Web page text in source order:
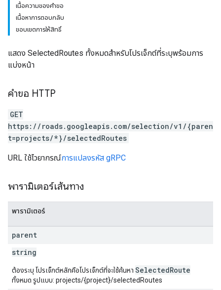
เนื้อความของคำขอ
เนื้อหาการตอบกลับ
ขอบเขตการให้สิทธิ์
แสดง SelectedRoutes ทั้งหมดสำหรับโปรเจ็กต์ที่ระบุพร้อมการ
แบ่งหน้า
คำขอ HTTP
GET
https://roads.googleapis.com/selection/v1/{paren
t=projects/*}/selectedRoutes
URL ใช้ไวยากรณ์การแปลงรหัส gRPC
พารามิเตอร์เส้นทาง
พารามิเตอร์
parent
string
ต้องระบุ โปรเจ็กต์หลักคือโปรเจ็กต์ที่จะใช้ค้นหา SelectedRoute
ทั้งหมด รูปแบบ: projects/{project}/selectedRoutes